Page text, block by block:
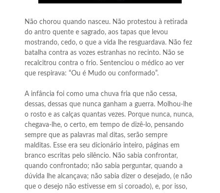
Não chorou quando nasceu. Não protestou à retirada
do antro quente e sagrado, aos tapas que levou
mostrando, cedo, o que a vida lhe resguardava. Não fez
batalha contra as vozes estranhas no recinto. Não se
recalcitrou contra o frio. Sentenciou o médico ao ver
que respirava: “Ou é Mudo ou conformado”.
A infância foi como uma chuva fria que não cessa,
dessas, dessas que nunca ganham a guerra. Molhou-lhe
o rosto e as calças quantas vezes. Porque nunca, nunca,
chegava-lhe, o certo, em tempo de dizê-lo, pensando
sempre que as palavras mal ditas, serão sempre
malditas. Esse era seu dicionário inteiro, páginas em
branco escritas pelo silêncio. Não sabia confrontar,
quando confrontado; não sabia perguntar, quando a
dúvida lhe alcançava; não sabia dizer o desejado, (e não
que o desejo não estivesse em si coroado), e, por isso,